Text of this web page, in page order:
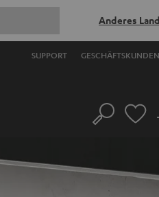
Anderes
SUPPORT GESCHÄFTSKUNDEN
Suche